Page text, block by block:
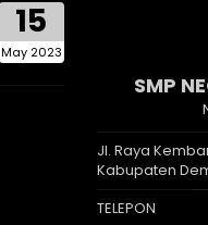
15
May 2023
SMP
Jl. Raya
Kabupaten
TELEPON